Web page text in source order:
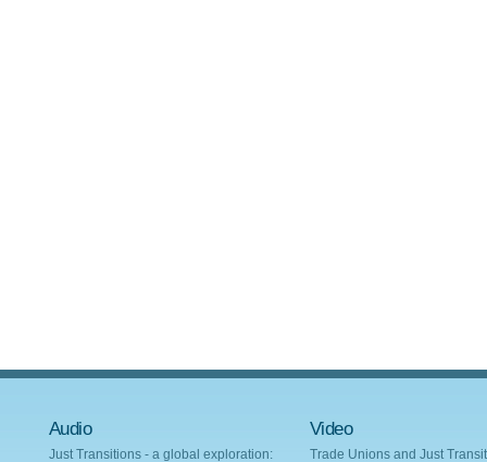
Audio
Just Transitions - a global exploration:
Video
Trade Unions and Just